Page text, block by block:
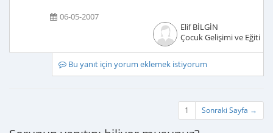
06-05-2007
Elif BİLGİN
Çocuk Gelişimi ve
Bu yanıt için yorum eklemek istiyorum
1 Sonraki Sayfa →